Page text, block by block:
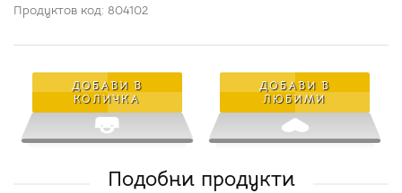
Продуктов код: 804102
ДОБАВИ В
КОЛИЧКА
ДОБАВИ В
ЛЮБИМИ
Подобни продукти